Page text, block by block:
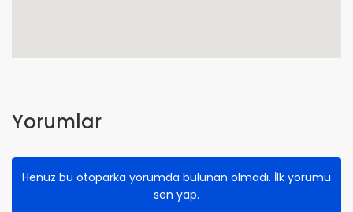
Yorumlar
Henüz bu otoparka yorumda bulunan olmadı. İlk yorumu
sen yap.